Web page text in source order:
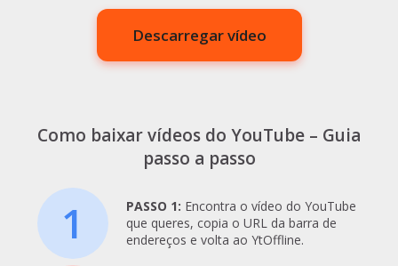
Descarregar vídeo
Como baixar vídeos do YouTube – Guia
passo a passo
1 PASSO 1: Encontra o vídeo do YouTube
que queres, copia o URL da barra de
endereços e volta ao YtOffline.